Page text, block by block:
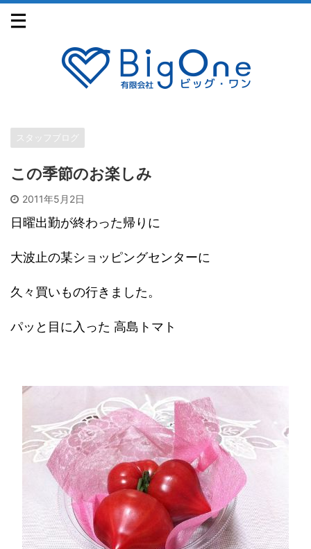
スタッフブログ
この季節のお楽しみ
2011年5月2日
日曜出勤が終わった帰りに
大波止の某ショッピングセンターに
久々買いもの行きました。
パッと目に入った 高島トマト